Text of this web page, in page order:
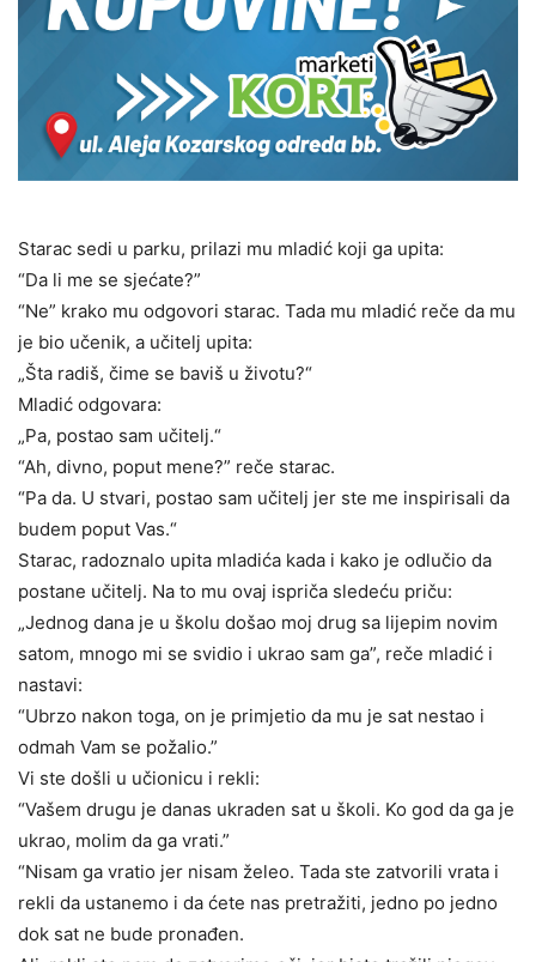
Starac sedi u parku, prilazi mu mladić koji ga upita:
“Da li me se sjećate?”
“Ne” krako mu odgovori starac. Tada mu mladić reče da mu
je bio učenik, a učitelj upita:
„Šta radiš, čime se baviš u životu?“
Mladić odgovara:
„Pa, postao sam učitelj.“
“Ah, divno, poput mene?” reče starac.
“Pa da. U stvari, postao sam učitelj jer ste me inspirisali da
budem poput Vas.“
Starac, radoznalo upita mladića kada i kako je odlučio da
postane učitelj. Na to mu ovaj ispriča sledeću priču:
„Jednog dana je u školu došao moj drug sa lijepim novim
satom, mnogo mi se svidio i ukrao sam ga”, reče mladić i
nastavi:
“Ubrzo nakon toga, on je primjetio da mu je sat nestao i
odmah Vam se požalio.”
Vi ste došli ​​u učionicu i rekli:
“Vašem drugu je danas ukraden sat u školi. Ko god da ga je
ukrao, ​​molim da ga vrati.”
“Nisam ga vratio jer nisam želeo. Tada ste zatvorili vrata i
rekli da ustanemo i da ćete nas pretražiti, jedno po jedno
dok sat ne bude pronađen.